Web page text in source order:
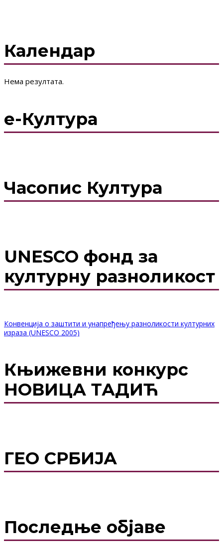
Календар
Нема резултата.
е-Култура
Часопис Култура
UNESCO фонд за
културну разноликост
Конвенција о заштити и унапређењу разноликости културних
израза (UNESCO 2005)
Књижевни конкурс
НОВИЦА ТАДИЋ
ГЕО СРБИЈА
Последње објаве